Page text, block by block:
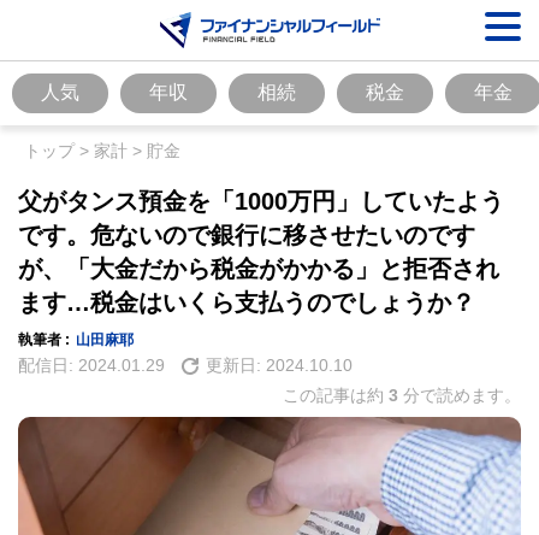
人気 年収 相続 税金 年金
トップ> 家計 > 貯金
父がタンス預金を「1000万円」していたよう
です。危ないので銀行に移させたいのです
が、「大金だから税金がかかる」と拒否され
ます…税金はいくら支払うのでしょうか？
執筆者 : 山田麻耶
配信日: 2024.01.29 更新日: 2024.10.10
この記事は約 3 分で読めます。